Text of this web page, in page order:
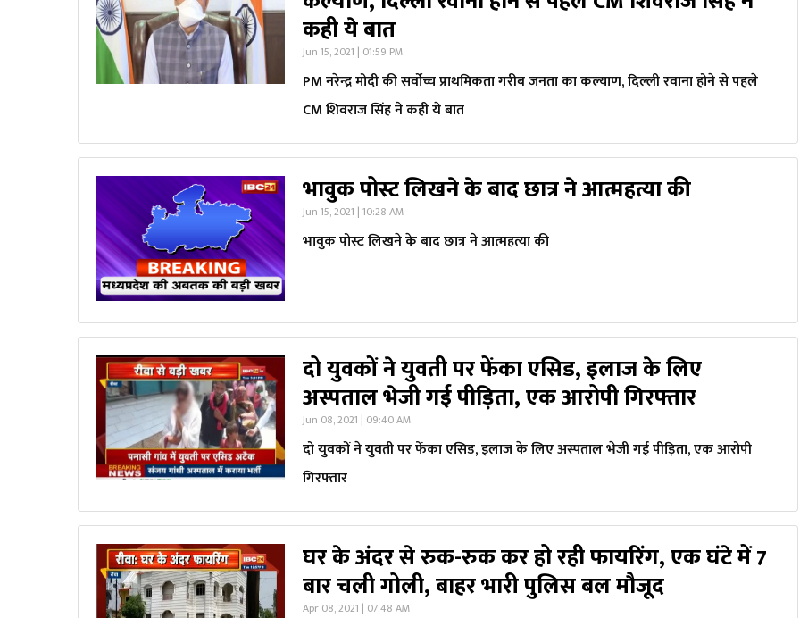
कही ये बात
Jun 15, 2021 | 01:59 PM
PM नरेन्द्र मोदी की सर्वोच्च प्राथमिकता गरीब जनता का कल्याण, दिल्ली रवाना होने से पहले
CM शिवराज सिंह ने कही ये बात
भावुक पोस्ट लिखने के बाद छात्र ने आत्महत्या की
Jun 15, 2021 | 10:28 AM
भावुक पोस्ट लिखने के बाद छात्र ने आत्महत्या की
दो युवकों ने युवती पर फेंका एसिड, इलाज के लिए
अस्पताल भेजी गई पीड़िता, एक आरोपी गिरफ्तार
Jun 08, 2021 | 09:40 AM
दो युवकों ने युवती पर फेंका एसिड, इलाज के लिए अस्पताल भेजी गई पीड़िता, एक आरोपी
गिरफ्तार
घर के अंदर से रुक-रुक कर हो रही फायरिंग, एक घंटे में 7
बार चली गोली, बाहर भारी पुलिस बल मौजूद
Apr 08, 2021 | 07:48 AM